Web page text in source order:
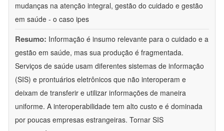
mudanças na atenção integral, gestão do cuidado e gestão
em saúde - o caso ipes
Resumo: Informação é insumo relevante para o cuidado e a
gestão em saúde, mas sua produção é fragmentada.
Serviços de saúde usam diferentes sistemas de informação
(SIS) e prontuários eletrônicos que não interoperam e
deixam de transferir e utilizar informações de maneira
uniforme. A interoperabilidade tem alto custo e é dominada
por poucas empresas estrangeiras. Tornar SIS